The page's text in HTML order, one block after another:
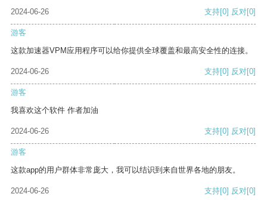
2024-06-26 支持[0] 反对[0]
游客
这款加速器VPM应用程序可以给你提供全球覆盖和最高安全性的连接。
2024-06-26 支持[0] 反对[0]
游客
我喜欢这个软件 作者加油
2024-06-26 支持[0] 反对[0]
游客
这款app的用户群体非常庞大，我可以结识到来自世界各地的朋友。
2024-06-26 支持[0] 反对[0]